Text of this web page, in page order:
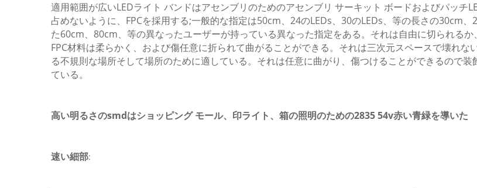
適用範囲が広いLEDライト バンドはアセンブリのためのアセンブリ サーキット ボードおよびパッチ
占めないように、FPCを採用する;一般的な指定は50cm、24のLEDs、30のLEDs、等の長さの30cm
た60cm、80cm、等の異なったユーザーが持っている異なった指定をある。それは自由に切られる
FPC材料は柔らかく、および傷任意に折られて曲がることができる。それは三次元スペースで壊れ
る不規則な場所そして場所のために適している。それは任意に曲がり、傷つけることができるので
ている。
高い明るさのsmdはショッピング モール、印ライト、箱の照明のための2835 54v赤い青緑を導いた
速い細部: